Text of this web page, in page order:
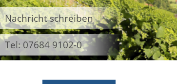
Nachricht schreiben
Tel: 07684 9102-0